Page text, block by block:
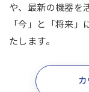
や、最新の機器を
「今」と「将来
たします。